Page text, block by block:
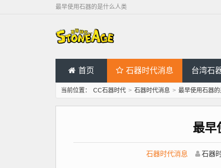
最早使用石器的是什么人类
首页 石器时代消息 台湾石
当前位置： CC石器时代 > 石器时代消息 > 最早使用石器
最早
石器时代消息 石器